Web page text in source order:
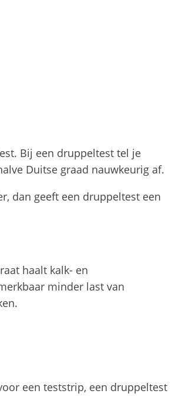
Bij een druppeltest tel je
Duitse graad nauwkeurig af.
dan geeft een druppeltest een
haalt kalk- en
minder last van
een teststrip, een druppeltest